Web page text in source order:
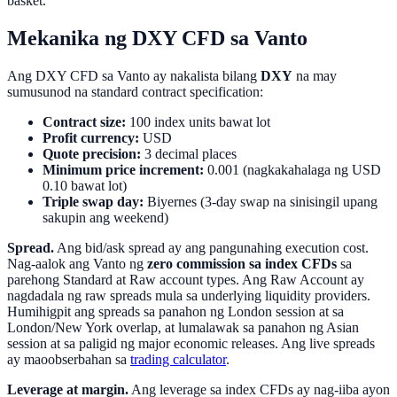
Mekanika ng DXY CFD sa Vanto
Ang DXY CFD sa Vanto ay nakalista bilang DXY na may
sumusunod na standard contract specification:
Contract size: 100 index units bawat lot
Profit currency: USD
Quote precision: 3 decimal places
Minimum price increment: 0.001 (nagkakahalaga ng USD
0.10 bawat lot)
Triple swap day: Biyernes (3-day swap na sinisingil upang
sakupin ang weekend)
Spread. Ang bid/ask spread ay ang pangunahing execution cost.
Nag-aalok ang Vanto ng zero commission sa index CFDs sa
parehong Standard at Raw account types. Ang Raw Account ay
nagdadala ng raw spreads mula sa underlying liquidity providers.
Humihigpit ang spreads sa panahon ng London session at sa
London/New York overlap, at lumalawak sa panahon ng Asian
session at sa paligid ng major economic releases. Ang live spreads
ay maoobserbahan sa trading calculator.
Leverage at margin. Ang leverage sa index CFDs ay nag-iiba ayon